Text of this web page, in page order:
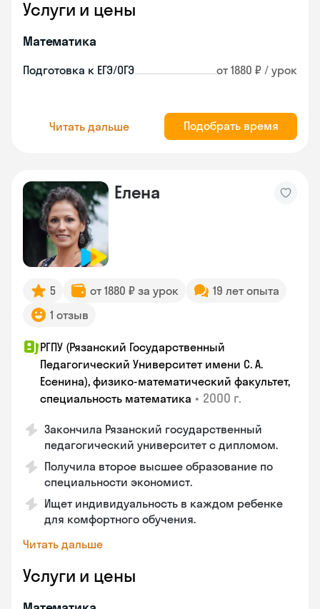
Услуги и цены
Математика
Подготовка к ЕГЭ/ОГЭ от 1880 ₽ / урок
Читать дальше Подобрать время
Елена
5 от 1880 ₽ за урок
19 лет опыта
1 отзыв
РГПУ (Рязанский Государственный
Педагогический Университет имени С. А.
Есенина), физико-математический факультет,
специальность математика • 2000 г.
Закончилa Рязанский государственный
педагогический университет с дипломом.
Получила второе высшее образование по
специальности экономист.
Ищет индивидуальность в каждом ребенке
для комфортного обучения.
Читать дальше
Услуги и цены